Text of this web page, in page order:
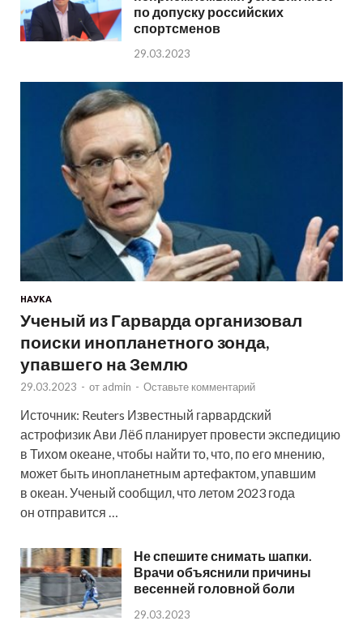
по допуску российских
спортсменов
29.03.2023
НАУКА
Ученый из Гарварда организовал
поиски инопланетного зонда,
упавшего на Землю
29.03.2023 - от admin - Оставьте комментарий
Источник: Reuters Известный гарвардский
астрофизик Ави Лёб планирует провести экспедицию
в Тихом океане, чтобы найти то, что, по его мнению,
может быть инопланетным артефактом, упавшим
в океан. Ученый сообщил, что летом 2023 года
он отправится …
Не спешите снимать шапки.
Врачи объяснили причины
весенней головной боли
29.03.2023